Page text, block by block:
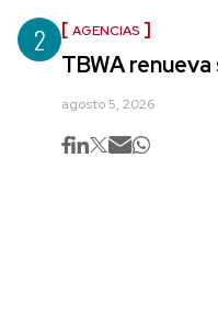
2 AGENCIAS
TBWA
agosto 5, 2026